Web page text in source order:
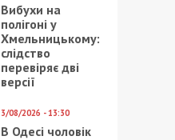
Вибухи на
полігоні у
Хмельницькому:
слідство
перевіряє дві
версії
3/08/2026 - 13:30
В Одесі чоловік